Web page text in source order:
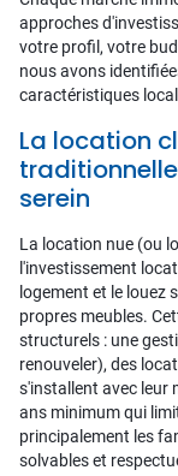
approches
votre profil, votre
nous avons
caractéristiques
La location
serein
La location nue (ou
l'investissement
logement et le louez
propres meubles.
structurels : une
renouveler), des
s'installent avec leur
ans minimum qui
principalement les
solvables et